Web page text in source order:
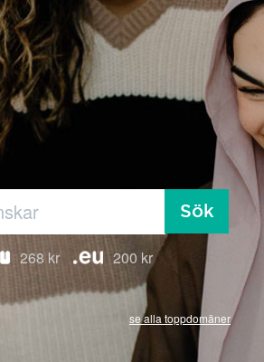
Sök
268 kr
200 kr
se alla toppdomäner